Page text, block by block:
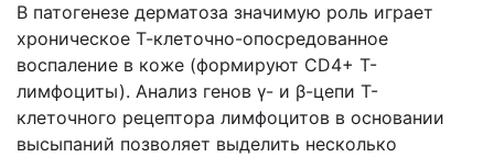
В патогенезе дерматоза значимую роль играет
хроническое Т-клеточно-опосредованное
воспаление в коже (формируют CD4+ Т-
лимфоциты). Анализ генов γ- и β-цепи Т-
клеточного рецептора лимфоцитов в основании
высыпаний позволяет выделить несколько